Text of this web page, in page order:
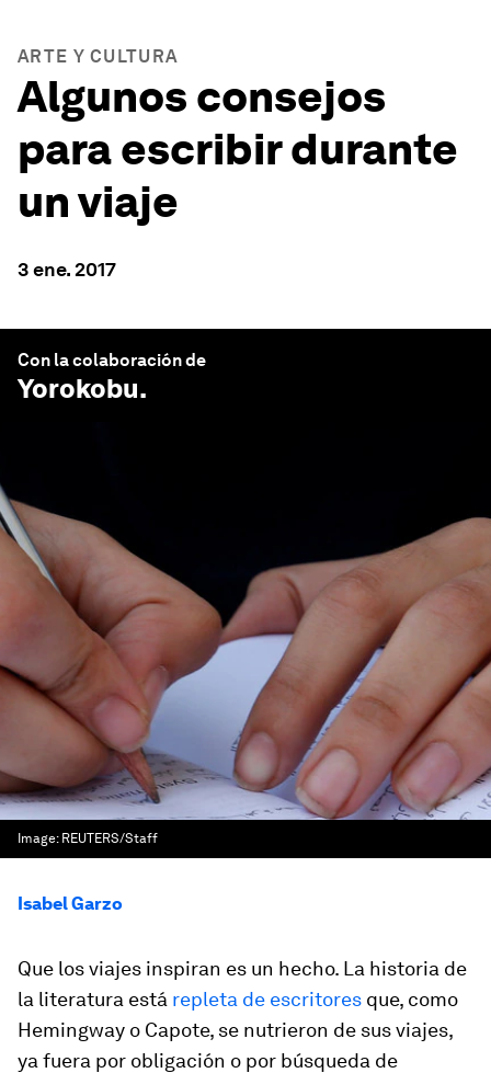
ARTE Y CULTURA
Algunos consejos
para escribir durante
un viaje
3 ene. 2017
Con la colaboración de
Yorokobu.
Image: REUTERS/Staff
Isabel Garzo
Que los viajes inspiran es un hecho. La historia de
la literatura está repleta de escritores que, como
Hemingway o Capote, se nutrieron de sus viajes,
ya fuera por obligación o por búsqueda de